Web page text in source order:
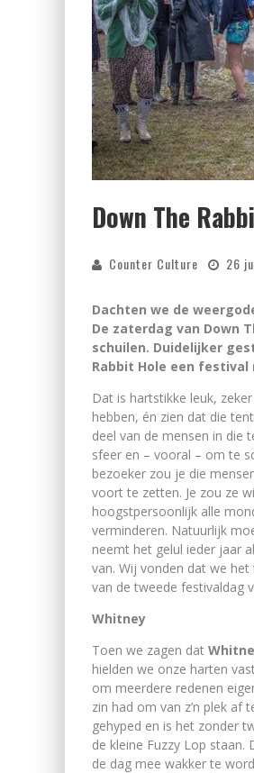
Down The
Counter Culture 26
Dachten we de
De zaterdag van Down
schuilen. Duidelijker
Rabbit Hole een
Dat is hartstikke leuk,
hebben, én zien dat die
deel van de mensen in die
sfeer en – vooral – om te
bezoeker zou je die
voort te zetten. Je zou ze
hoogstpersoonlijk alle
verminderen. Natuurlijk
neemt het gelul ieder jaar
van. Wij vonden dat we
van de tweede festivaldag
Whitney
Toen we zagen dat
hielden we onze harten
om meerdere redenen
zin had om van z’n plek
gehyped en is het zonder
de kleine Fuzzy Lop
de dag mee wakker te